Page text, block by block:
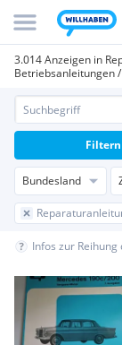
3.014 Anzeigen in
Betriebsanleitungen
Bundesland
Filtern
Infos zur